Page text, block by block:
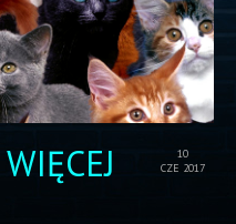
10
CZE 2017